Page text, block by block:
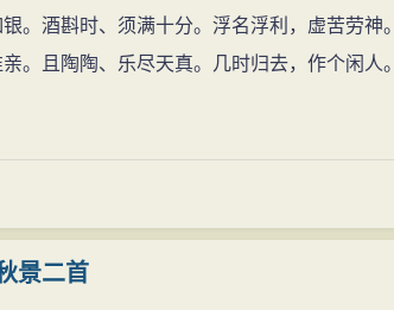
写得苍凉多情，表达了苏轼此时惆怅 孤独的心情
。通篇书法
起伏跌宕，光彩照人，气势奔放
行书"。 是苏轼
的变化中，或正锋，或侧锋，转换多变，顺手
有轻有重，有宽有窄，参差错落，恣肆奇崛，
），苏轼离开黄州，奉诏赴汝州就任。由
遥远，且路费已尽，再加上丧子之痛，苏轼
准。当他准备要南返常州时，神宗驾崩。常
选择了常州作为自己的终老之地。
轼复为朝奉郎知登州（蓬莱）。四个月后，
后，升中书舍人，不久又升翰林学士知制诰
。酒斟时、须满十分。浮名浮利，虚苦劳神
。且陶陶、乐尽天真。几时归去，作个闲人
景二首